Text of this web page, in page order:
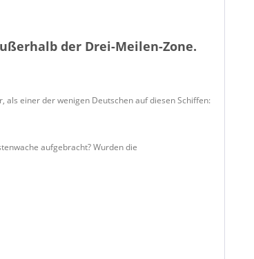
der Drei-Meilen-Zone.
als einer der wenigen Deutschen auf diesen Schiffen:
aufgebracht? Wurden die